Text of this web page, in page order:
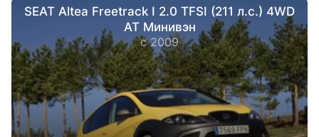
SEAT Altea Freetrack I 2.0 TFSI (211 л.с.) 4WD
AT Минивэн
с 2009